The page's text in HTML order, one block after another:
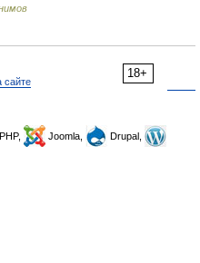
18+
сайте
Joomla,
Drupal,